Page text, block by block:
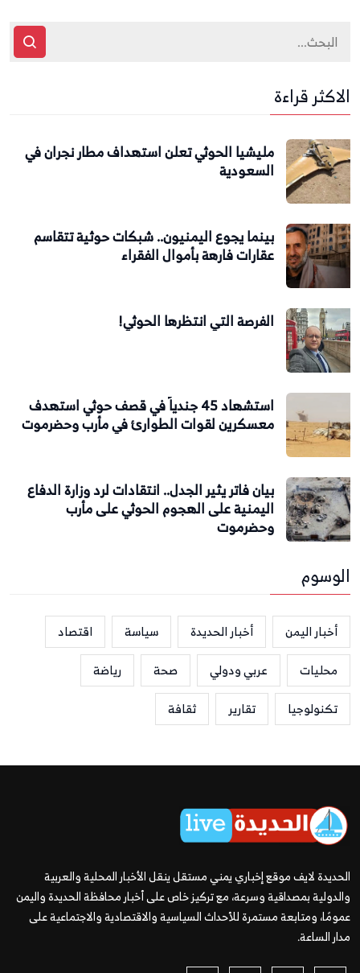
الاكثر قراءة
مليشيا الحوثي تعلن استهداف مطار نجران في
السعودية
بينما يجوع اليمنيون.. شبكات حوثية تتقاسم
عقارات فارهة بأموال الفقراء
الفرصة التي انتظرها الحوثي!
استشهاد 45 جندياً في قصف حوثي استهدف
معسكرين لقوات الطوارئ في مأرب وحضرموت
بيان فاتر يثير الجدل.. انتقادات لرد وزارة الدفاع
اليمنية على الهجوم الحوثي على مأرب
وحضرموت
الوسوم
أخبار اليمن أخبار الحديدة سياسة
اقتصاد
محليات
عربي ودولي صحة
رياضة
تكنولوجيا
تقارير ثقافة
الحديدة لايف موقع إخباري يمني مستقل ينقل الأخبار المحلية والعربية
والدولية بمصداقية وسرعة، مع تركيز خاص على أخبار محافظة الحديدة واليمن
عمومًا، ومتابعة مستمرة للأحداث السياسية والاقتصادية والاجتماعية على
مدار الساعة.